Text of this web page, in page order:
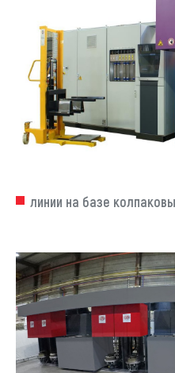
линии на базе